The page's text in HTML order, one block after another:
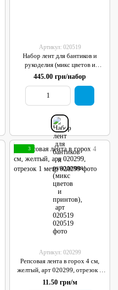
Артикул: 020519
Набор лент для бантиков и
рукоделия (микс цветов и
принтов), арт 020519
445.00 грн/набор
3
Артикул: 020299
Репсовая лента в горох 4 см,
желтый, арт 020299, отрезок 1
метр
11.50 грн/м